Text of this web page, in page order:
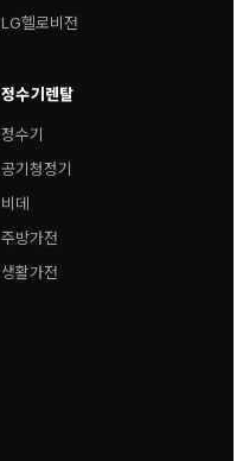
LG헬로비전
정수기렌탈
정수기
공기청정기
비데
주방가전
생활가전